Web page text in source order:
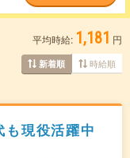
平均時給: 1,181 円
新着順 時給順
も現役活躍中